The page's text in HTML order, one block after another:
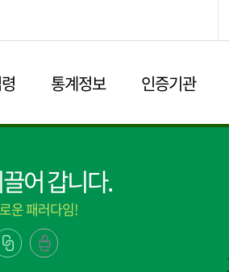
통계정보 인증기관
어 갑니다.
운 패러다임!